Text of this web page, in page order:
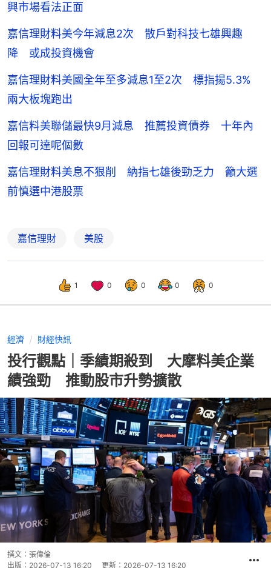
興市場看法正面
嘉信理財料美今年減息2次 散戶對科技七雄興趣
降 或成投資機會
嘉信理財料美國全年至多減息1至2次 標指揚5.3%
兩大板塊跑出
嘉信料美聯儲最快9月減息 推薦投資債券 十年內
回報可達呢個數
嘉信理財料美息不狠削 納指七雄後勁乏力 籲大選
前慎選中港股票
嘉信理財 美股
1 0 0 0 0
經濟 財經快訊
投行觀點｜季績期殺到 大摩料美企業
績強勁 推動股市升勢擴散
撰文： 張偉倫
出版： 2026-07-13 16:20 更新： 2026-07-13 16:20